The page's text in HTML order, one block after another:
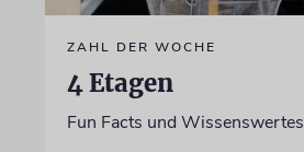
ZAHL DER WOCHE
4 Etagen
Fun Facts und Wissenswertes